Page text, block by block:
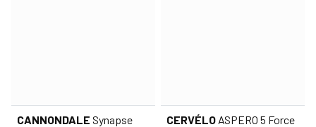
CANNONDALE Synapse
CERVÉLO ASPERO 5 Force